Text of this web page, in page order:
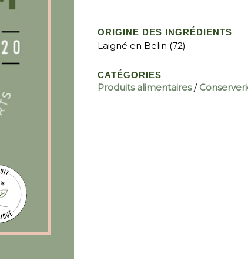
ORIGINE DES INGRÉDIENTS
Laigné en Belin (72)
CATÉGORIES
Produits alimentaires/